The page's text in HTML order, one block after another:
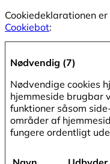
Cookiedeklarationen
Cookiebot:
Nødvendig (7)
Nødvendige cookies
hjemmeside brugbar
funktioner såsom
områder af
fungere ordentligt